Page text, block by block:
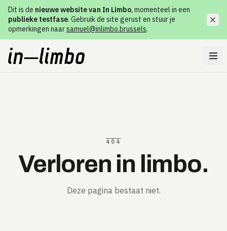
Dit is de nieuwe website van In Limbo, momenteel in een
publieke testfase. Gebruik de site gerust en stuur je
opmerkingen naarsamuel@inlimbo.brussels.
404
Verloren in limbo.
Deze pagina bestaat niet.